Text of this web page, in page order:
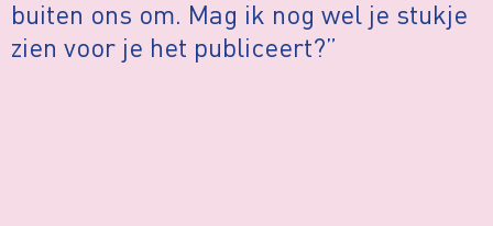
buiten ons om. Mag ik nog wel je stukje
zien voor je het publiceert?”